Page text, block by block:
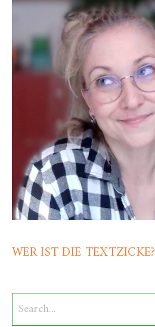
WER IST DIE TEXTZICKE?